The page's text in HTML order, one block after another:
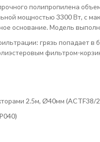
полипропилена
мощностью 3300 Вт, с
основание. Модель
грязь попадает
фильтром-
2.5м, Ø40мм (ACTF38/